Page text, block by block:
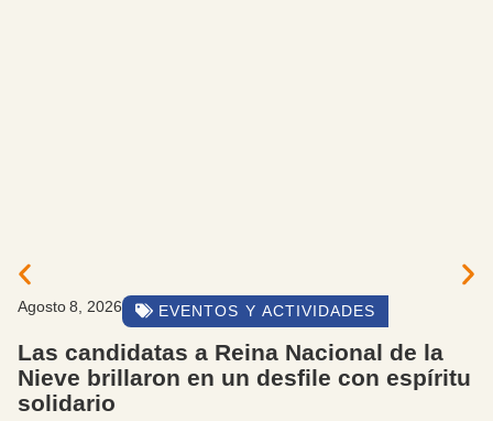
Agosto 8, 2026 EVENTOS Y ACTIVIDADES
Cortés participó del tradicional desfile
por el Día del Montañés en Cerro
Catedral